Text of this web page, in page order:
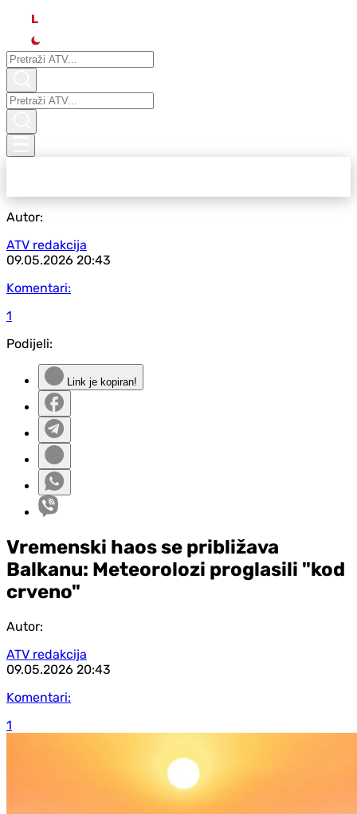
L
Autor:
ATV redakcija
09.05.2026 20:43
Komentari:
1
Podijeli:
Link je kopiran!
Vremenski haos se približava
Balkanu: Meteorolozi proglasili "kod
crveno"
Autor:
ATV redakcija
09.05.2026 20:43
Komentari:
1